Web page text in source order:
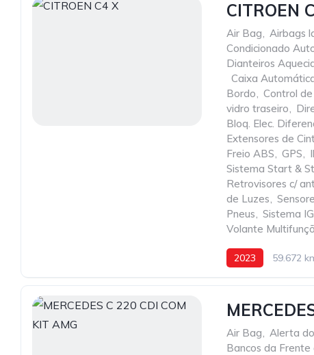
CITROEN
Air Bag, Airbags
Condicionado
Dianteiros
Caixa
Bordo, Control
vidro traseiro,
Bloq. Elec.
Extensores de
Freio ABS, GPS,
Sistema Start &
Retrovisores c/
de Luzes,
Pneus, Sistema
Volante
2023 59.672
Air Bag, Alerta
Bancos da